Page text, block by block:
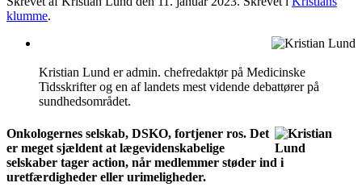
klumme.
Kristian Lund er admin. chefredaktør på Medicinske
Tidsskrifter og en af landets mest vidende debattører på
sundhedsområdet.
Onkologernes selskab, DSKO, fortjener ros. Det
er meget sjældent at lægevidenskabelige
selskaber tager action, når medlemmer støder ind i
uretfærdigheder eller urimeligheder.